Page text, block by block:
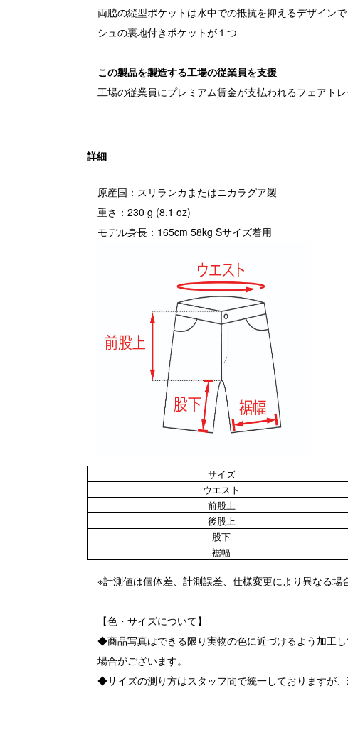
両脇の縦型ポケットは水中での抵抗を抑えるデザイン
シュの裏地付きポケットが１つ
この製品を製造する工場の従業員を支援
工場の従業員にプレミアム賃金が支払われるフェアト
詳細
原産国：スリランカまたはニカラグア製
重さ：230 g (8.1 oz)
モデル身長：165cm 58kg Sサイズ着用
サイズ
ウエスト
前股上
後股上
股下
裾幅
※計測値は個体差、計測誤差、仕様変更により異なる場
【色・サイズについて】
◆商品写真はできる限り実物の色に近づけるよう加工
場合がございます。
◆サイズの測り方はスタッフ間で統一しておりますが